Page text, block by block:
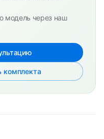
модель через наш
комплекта